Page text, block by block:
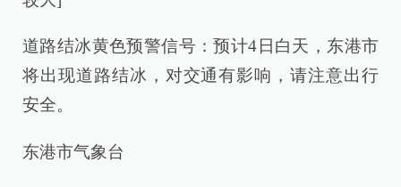
道路结冰黄色预警信号：预计4日白天，东港市
将出现道路结冰，对交通有影响，请注意出行
安全。
东港市气象台